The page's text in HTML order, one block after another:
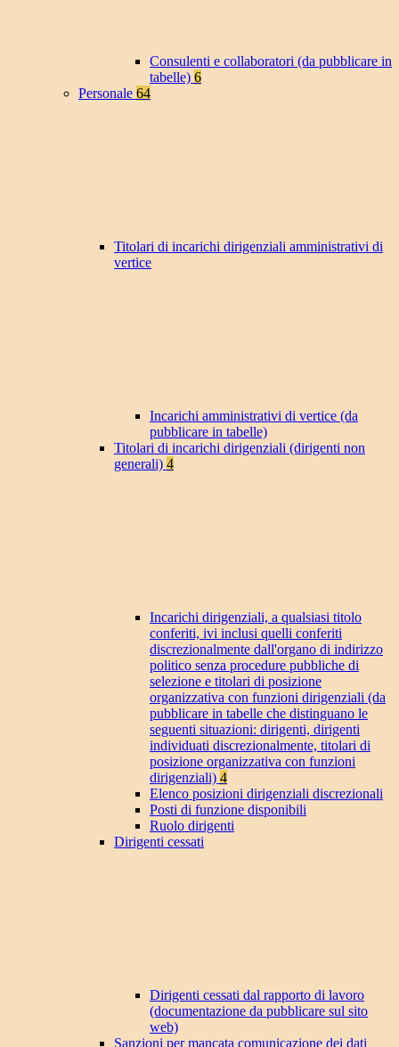
Consulenti e collaboratori (da pubblicare in
tabelle) 6
Personale 64
Titolari di incarichi dirigenziali amministrativi di
vertice
Incarichi amministrativi di vertice (da
pubblicare in tabelle)
Titolari di incarichi dirigenziali (dirigenti non
generali) 4
Incarichi dirigenziali, a qualsiasi titolo
conferiti, ivi inclusi quelli conferiti
discrezionalmente dall'organo di indirizzo
politico senza procedure pubbliche di
selezione e titolari di posizione
organizzativa con funzioni dirigenziali (da
pubblicare in tabelle che distinguano le
seguenti situazioni: dirigenti, dirigenti
individuati discrezionalmente, titolari di
posizione organizzativa con funzioni
dirigenziali) 4
Elenco posizioni dirigenziali discrezionali
Posti di funzione disponibili
Ruolo dirigenti
Dirigenti cessati
Dirigenti cessati dal rapporto di lavoro
(documentazione da pubblicare sul sito
web)
Sanzioni per mancata comunicazione dei dati